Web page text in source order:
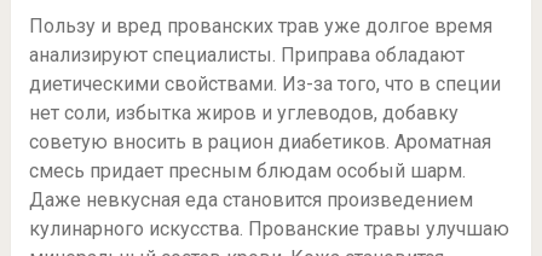
Пользу и вред прованских трав уже долгое время
анализируют специалисты. Приправа обладают
диетическими свойствами. Из-за того, что в специи
нет соли, избытка жиров и углеводов, добавку
советую вносить в рацион диабетиков. Ароматная
смесь придает пресным блюдам особый шарм.
Даже невкусная еда становится произведением
кулинарного искусства. Прованские травы улучшаю